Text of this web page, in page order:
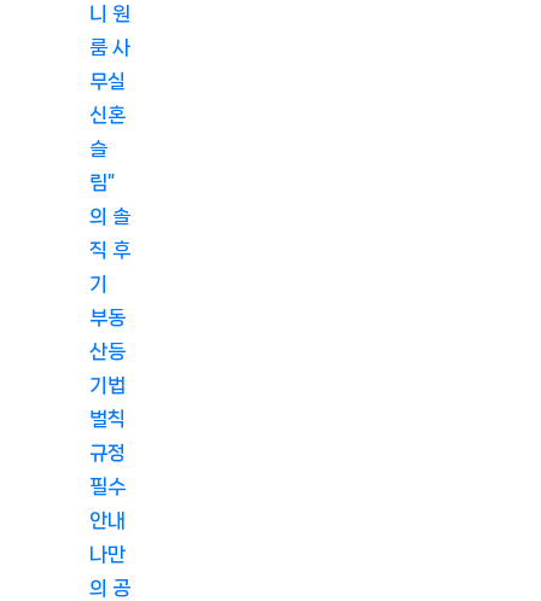
니 원
룸 사
무실
신혼
슬
림”
의 솔
직 후
기
부동
산등
기법
벌칙
규정
필수
안내
나만
의 공